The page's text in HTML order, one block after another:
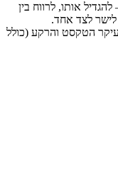
אותו, לרווח בין
לישר לצד אחד.
הטקסט והרקע (כולל